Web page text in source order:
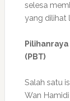
selesa
yang dilihat
(PBT)
Salah satu
Wan